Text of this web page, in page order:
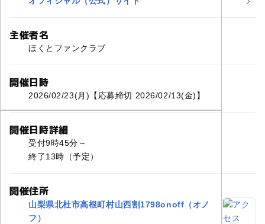
主催者名
ほくとファンクラブ
開催日時
2026/02/23(月)【応募締切 2026/02/13(金)】
開催日時詳細
受付9時45分～
終了13時（予定）
開催住所
山梨県北杜市高根町村山西割1798onoff（オノ
フ）